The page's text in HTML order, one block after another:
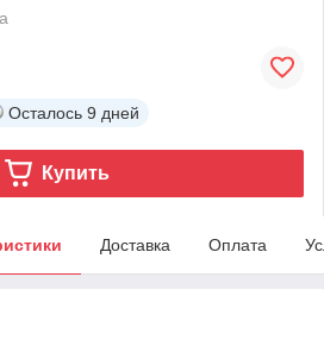
Осталось 9 дней
Купить
Доставка Оплата